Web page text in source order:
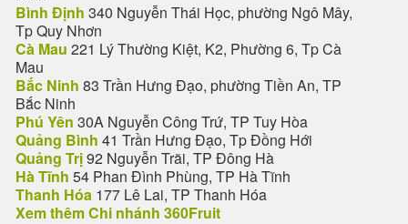
Bình Định 340 Nguyễn Thái Học, phường Ngô Mây,
Tp Quy Nhơn
Cà Mau 221 Lý Thường Kiệt, K2, Phường 6, Tp Cà
Mau
Bắc Ninh 83 Trần Hưng Đạo, phường Tiền An, TP
Bắc Ninh
Phú Yên 30A Nguyễn Công Trứ, TP Tuy Hòa
Quảng Bình 41 Trần Hưng Đạo, Tp Đồng Hới
Quảng Trị92 Nguyễn Trãi, TP Đông Hà
Hà Tĩnh 54 Phan Đình Phùng, TP Hà Tĩnh
Thanh Hóa 177 Lê Lai, TP Thanh Hóa
Xem thêm Chi nhánh 360Fruit